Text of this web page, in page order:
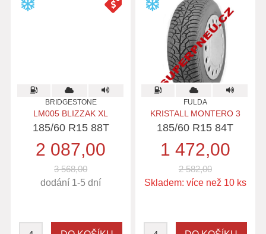
BRIDGESTONE
LM005 BLIZZAK XL
185/60 R15 88T
2 087,00
3 568,00
dodání 1-5 dní
FULDA
KRISTALL MONTERO 3
185/60 R15 84T
1 472,00
2 582,00
Skladem: více než 10 ks